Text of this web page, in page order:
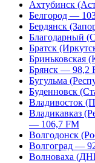
Ахтубинск
Белгород —
Бердянск
Благодарный
Братск
Бриньковская
Брянск — 98,2
Бугульма
Буденновск
Владивосток
Владикавказ
— 106,7 FM
Волгодонск
Волгоград —
Волноваха